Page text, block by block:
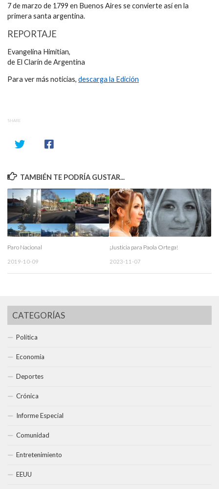
7 de marzo de 1799 en Buenos Aires se convierte así en la
primera santa argentina.
REPORTAJE
Evangelina Himitian,
de El Clarín de Argentina
Para ver más noticias, descarga la Edición
SHARE
TAMBIÉN TE PODRÍA GUSTAR...
Paro Nacional
2019-10-09
¡Justicia para Paola Ortega!
2023-11-07
CATEGORÍAS
Política
Economía
Deportes
Crónica
Informe Especial
Comunidad
Entretenimiento
EEUU